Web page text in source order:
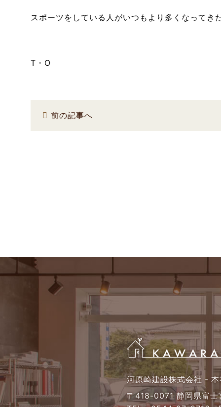
スポーツをしている人がいつもより多くなってき
T・O
前の記事へ
河原崎建設株式会社 -
〒418-0071 静岡県富